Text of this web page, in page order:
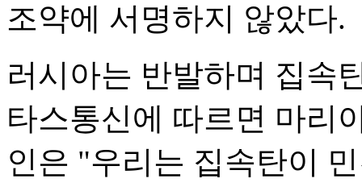
조약에 서명하지 않았다.
러시아는 반발하며 집속
타스통신에 따르면 마리
인은 "우리는 집속탄이